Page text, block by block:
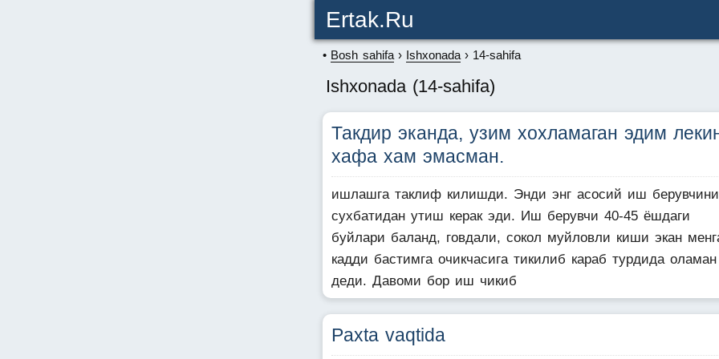
Ertak.ru
Bosh sahifa Ishxonada 14-sahifa
Ishxonada (14-sahifa)
Такдир эканда, узим хохламаган эдим
хафа хам эмасман.
ишлашга таклиф килишди. Энди энг асосий иш берувчини
сухбатидан утиш керак эди. Иш берувчи 40-45 ёшдаги
буйлари баланд, говдали, сокол муйловли киши экан
кадди бастимга очикчасига тикилиб караб турдида оламан
деди. Давоми бор иш чикиб
Paxta vaqtida